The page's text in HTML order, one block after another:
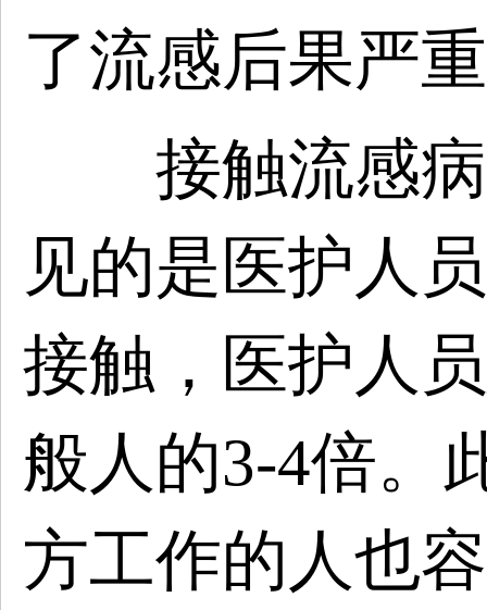
了流感后果严
接触流感病
见的是医护人
接触，医护人
般人的3-4倍。
方工作的人也